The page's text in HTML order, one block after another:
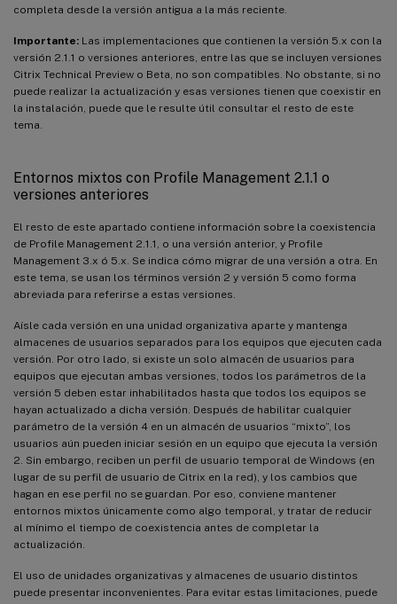
completa desde la versión antigua a la más reciente.
Importante: Las implementaciones que contienen la versión 5.x con la
versión 2.1.1 o versiones anteriores, entre las que se incluyen versiones
Citrix Technical Preview o Beta, no son compatibles. No obstante, si no
puede realizar la actualización y esas versiones tienen que coexistir en
la instalación, puede que le resulte útil consultar el resto de este
tema.
Entornos mixtos con Profile Management 2.1.1 o
versiones anteriores
El resto de este apartado contiene información sobre la coexistencia
de Profile Management 2.1.1, o una versión anterior, y Profile
Management 3.x ó 5.x. Se indica cómo migrar de una versión a otra. En
este tema, se usan los términos versión 2 y versión 5 como forma
abreviada para referirse a estas versiones.
Aísle cada versión en una unidad organizativa aparte y mantenga
almacenes de usuarios separados para los equipos que ejecuten cada
versión. Por otro lado, si existe un solo almacén de usuarios para
equipos que ejecutan ambas versiones, todos los parámetros de la
versión 5 deben estar inhabilitados hasta que todos los equipos se
hayan actualizado a dicha versión. Después de habilitar cualquier
parámetro de la versión 4 en un almacén de usuarios “mixto”, los
usuarios aún pueden iniciar sesión en un equipo que ejecuta la versión
2. Sin embargo, reciben un perfil de usuario temporal de Windows (en
lugar de su perfil de usuario de Citrix en la red), y los cambios que
hagan en ese perfil no se guardan. Por eso, conviene mantener
entornos mixtos únicamente como algo temporal, y tratar de reducir
al mínimo el tiempo de coexistencia antes de completar la
actualización.
El uso de unidades organizativas y almacenes de usuario distintos
puede presentar inconvenientes. Para evitar estas limitaciones, puede